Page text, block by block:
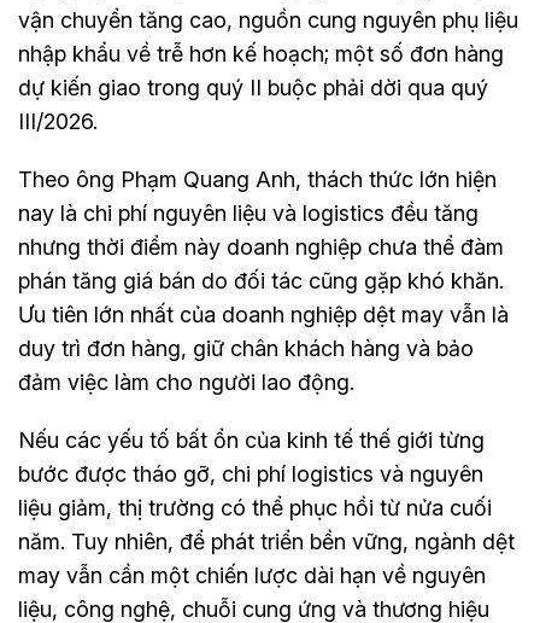
vận chuyển tăng cao, nguồn cung nguyên phụ liệu
nhập khẩu về trễ hơn kế hoạch; một số đơn hàng
dự kiến giao trong quý II buộc phải dời qua quý
III/2026.
Theo ông Phạm Quang Anh, thách thức lớn hiện
nay là chi phí nguyên liệu và logistics đều tăng
nhưng thời điểm này doanh nghiệp chưa thể đàm
phán tăng giá bán do đối tác cũng gặp khó khăn.
Ưu tiên lớn nhất của doanh nghiệp dệt may vẫn là
duy trì đơn hàng, giữ chân khách hàng và bảo
đảm việc làm cho người lao động.
Nếu các yếu tố bất ổn của kinh tế thế giới từng
bước được tháo gỡ, chi phí logistics và nguyên
liệu giảm, thị trường có thể phục hồi từ nửa cuối
năm. Tuy nhiên, để phát triển bền vững, ngành dệt
may vẫn cần một chiến lược dài hạn về nguyên
liệu, công nghệ, chuỗi cung ứng và thương hiệu